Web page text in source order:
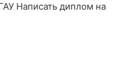
Написать диплом на